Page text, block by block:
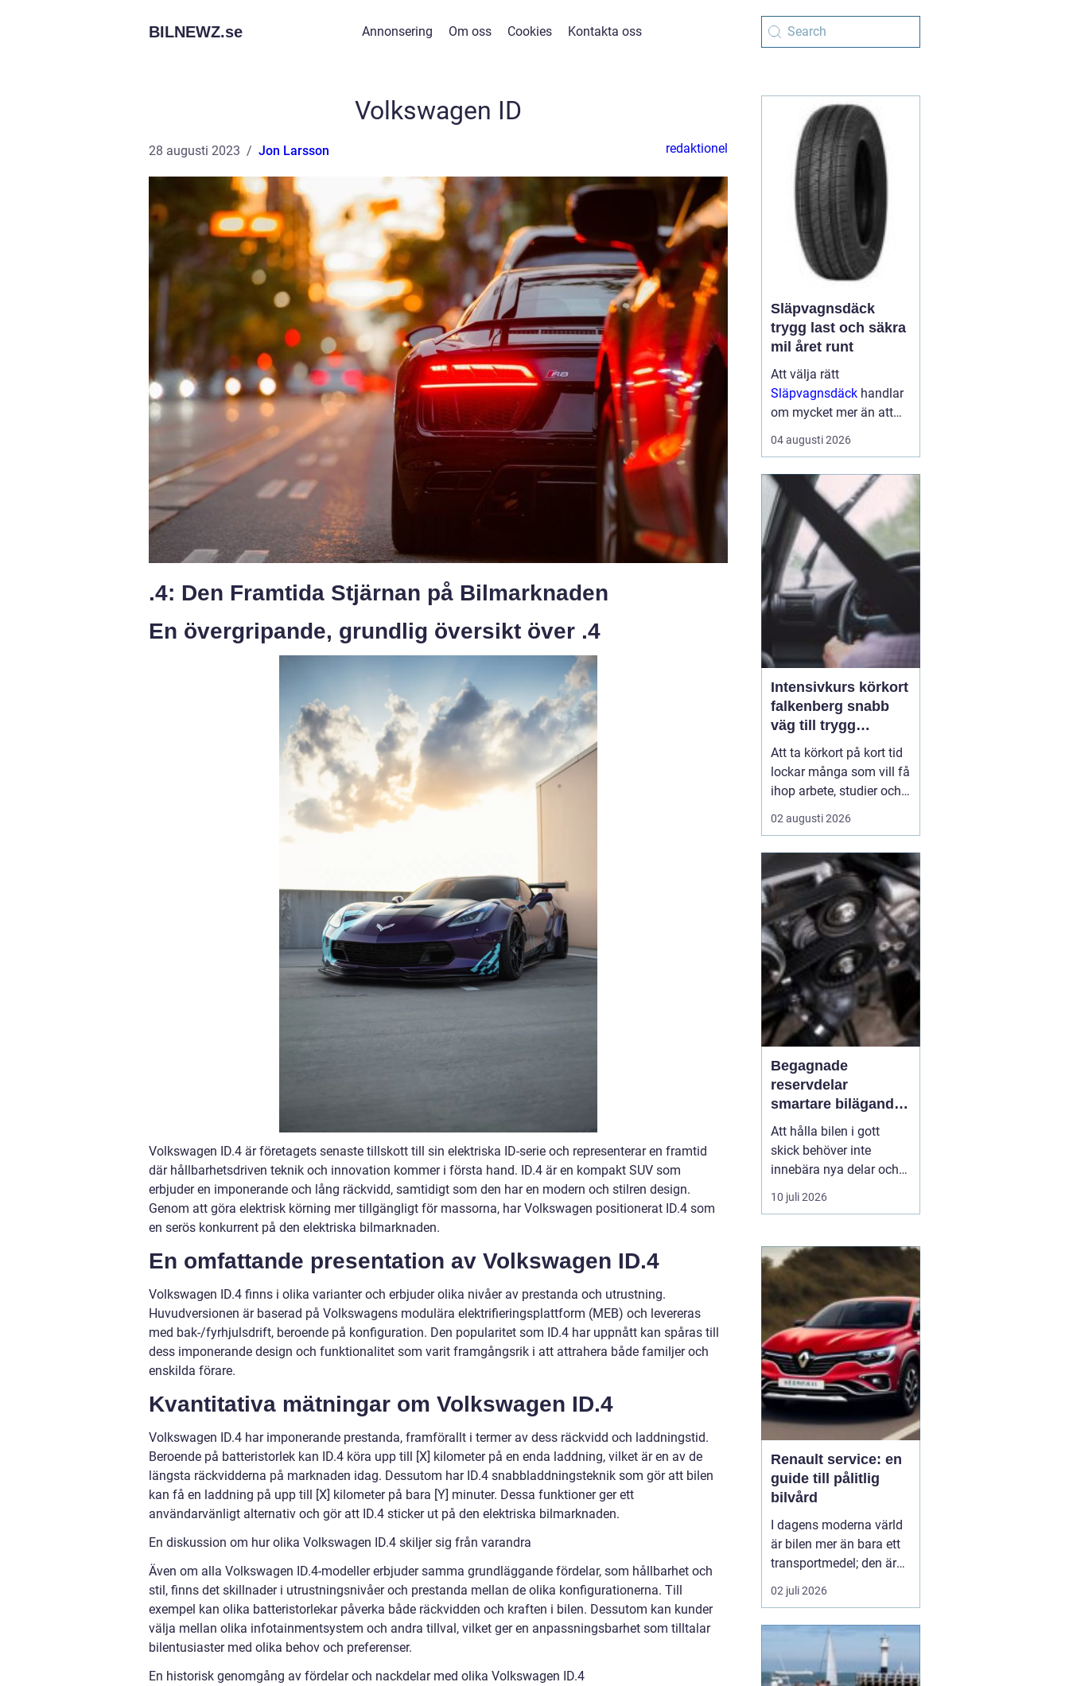
BILNEWZ.se Annonsering Om oss Cookies Kontakta oss
Volkswagen ID
28 augusti 2023 Jon Larsson redaktionel
.4: Den Framtida Stjärnan på Bilmarknaden
En övergripande, grundlig översikt över .4
Volkswagen ID.4 är företagets senaste tillskott till sin elektriska ID-serie och representerar en framtid
där hållbarhetsdriven teknik och innovation kommer i första hand. ID.4 är en kompakt SUV som
erbjuder en imponerande och lång räckvidd, samtidigt som den har en modern och stilren design.
Genom att göra elektrisk körning mer tillgängligt för massorna, har Volkswagen positionerat ID.4 som
en serös konkurrent på den elektriska bilmarknaden.
En omfattande presentation av Volkswagen ID.4
Volkswagen ID.4 finns i olika varianter och erbjuder olika nivåer av prestanda och utrustning.
Huvudversionen är baserad på Volkswagens modulära elektrifieringsplattform (MEB) och levereras
med bak-/fyrhjulsdrift, beroende på konfiguration. Den popularitet som ID.4 har uppnått kan spåras till
dess imponerande design och funktionalitet som varit framgångsrik i att attrahera både familjer och
enskilda förare.
Kvantitativa mätningar om Volkswagen ID.4
Volkswagen ID.4 har imponerande prestanda, framförallt i termer av dess räckvidd och laddningstid.
Beroende på batteristorlek kan ID.4 köra upp till [X] kilometer på en enda laddning, vilket är en av de
längsta räckvidderna på marknaden idag. Dessutom har ID.4 snabbladdningsteknik som gör att bilen
kan få en laddning på upp till [X] kilometer på bara [Y] minuter. Dessa funktioner ger ett
användarvänligt alternativ och gör att ID.4 sticker ut på den elektriska bilmarknaden.
En diskussion om hur olika Volkswagen ID.4 skiljer sig från varandra
Även om alla Volkswagen ID.4-modeller erbjuder samma grundläggande fördelar, som hållbarhet och
stil, finns det skillnader i utrustningsnivåer och prestanda mellan de olika konfigurationerna. Till
exempel kan olika batteristorlekar påverka både räckvidden och kraften i bilen. Dessutom kan kunder
välja mellan olika infotainmentsystem och andra tillval, vilket ger en anpassningsbarhet som tilltalar
bilentusiaster med olika behov och preferenser.
En historisk genomgång av fördelar och nackdelar med olika Volkswagen ID.4
Släpvagnsdäck
trygg last och säkra
mil året runt
Att välja rätt
Släpvagnsdäck handlar
om mycket mer än att
bara hitta rätt
dimension. Däckens
påverkar både
bromssträcka, stabilitet,
köregenskaper och i
förlängningen säkerhe...
04 augusti 2026
Intensivkurs körkort
falkenberg snabb
väg till trygg
körning
Att ta körkort på kort tid
lockar många som vill få
ihop arbete, studier och
vardag utan att dra ut på
processen i flera
intensivkurs körkort
Falkenberg geren tydlig
struktur,...
02 augusti 2026
Begagnade
reservdelar
smartare bilägande
för plånbok och
miljö
Att hålla bilen i gott
skick behöver inte
innebära nya delar och
höga kostnader. Allt fler
bilägare ser
reservdelarbåde
ekonomiskt och ur
miljösynpunkt. Genom
att vä...
10 juli 2026
Renault service: en
guide till pålitlig
bilvård
I dagens moderna värld
är bilen mer än bara ett
transportmedel; den är
en viktig del av vårt
dagliga liv och ofta en
bilen i toppskick är
därför avgörande för att
både förlänga dess
02 juli 2026